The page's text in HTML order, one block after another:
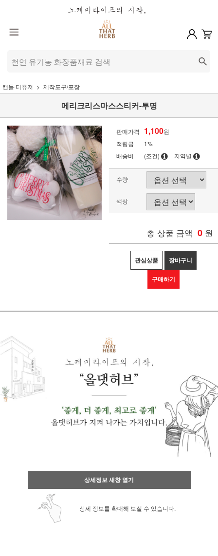
캔들·디퓨져 제작도구/포장
메리크리스마스스티커-투명
판매가격 1,100원
적립금
1%
배송비
(조건) 지역별
수량
색상
총 상품 금액 0 원
관심상품 장바구니
구매하기
상세정보 새창 열기
상세 정보를 확대해 보실 수 있습니다.